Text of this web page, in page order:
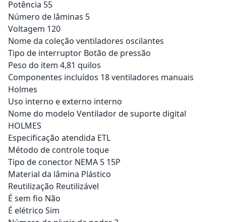
Potência 55
Número de lâminas 5
Voltagem 120
Nome da coleção ventiladores oscilantes
Tipo de interruptor Botão de pressão
Peso do item 4,81 quilos
Componentes incluídos 18 ventiladores manuais
Holmes
Uso interno e externo interno
Nome do modelo Ventilador de suporte digital
HOLMES
Especificação atendida ETL
Método de controle toque
Tipo de conector NEMA 5 15P
Material da lâmina Plástico
Reutilização Reutilizável
É sem fio Não
É elétrico Sim